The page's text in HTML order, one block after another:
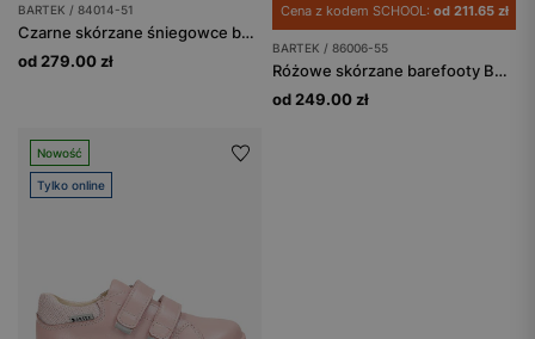
BARTEK / 84014-51
Czarne skórzane śniegowce barefoot ocieplane naturalną wełną BARTEK 84014-51
od 279.00 zł
Cena z kodem SCHOOL: od 211.65 zł
BARTEK / 86006-55
Różowe skórzane barefooty BARTEK z misiem na nosku 86006-55
od 249.00 zł
Nowość
Tylko online